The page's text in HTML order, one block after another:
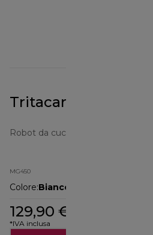
Tritacarne PRO 1400
Robot da cucina
MG450
Colore:Bianco
129,90 €
*IVA inclusa